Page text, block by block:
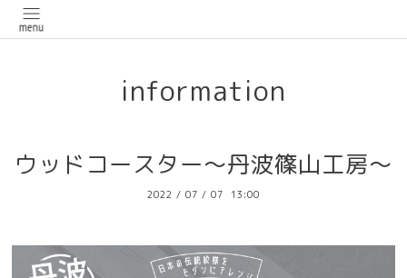
information
ウッドコースター～丹波篠山工房～
2022 / 07 / 07 13:00